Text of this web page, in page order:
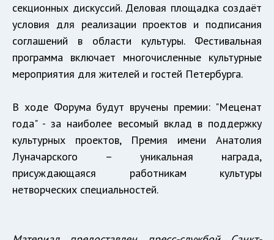
секционных дискуссий. Деловая площадка создаёт
условия для реализации проектов и подписания
соглашений в области культуры. Фестивальная
программа включает многочисленные культурные
мероприятия для жителей и гостей Петербурга.
В ходе Форума будут вручены премии: "Меценат
года" - за наиболее весомый вклад в поддержку
культурных проектов, Премия имени Анатолия
Луначарского – уникальная награда,
присуждающаяся работникам культуры
нетворческих специальностей.